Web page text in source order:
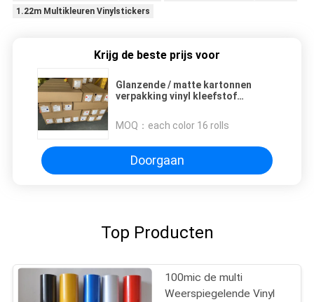
1.22m Multikleuren Vinylstickers
Krijg de beste prijs voor
Glanzende / matte kartonnen
verpakking vinyl kleefstof
MOQ： each color 16 rolls
Doorgaan
Top Producten
100mic de multi
Weerspiegelende Vinyl